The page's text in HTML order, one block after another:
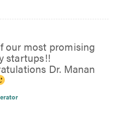
our most promising
startups!!
Dr. Manan